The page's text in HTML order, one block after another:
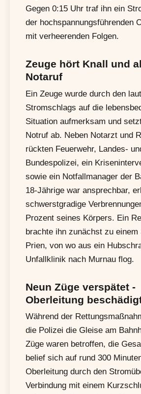
Gegen 0:15 Uhr traf ihn ein
der hochspannungsführenden
mit verheerenden Folgen.
Zeuge hört Knall und
Notaruf
Ein Zeuge wurde durch den
Stromschlags auf die
Situation aufmerksam und
Notruf ab. Neben Notarzt und
rückten Feuerwehr, Landes-
Bundespolizei, ein
sowie ein Notfallmanager der
18-Jährige war ansprechbar,
schwerstgradige
Prozent seines Körpers. Ein
brachte ihn zunächst zu einem
Prien, von wo aus ein
Unfallklinik nach Murnau flog.
Neun Züge verspätet -
Oberleitung
Während der
die Polizei die Gleise am
Züge waren betroffen, die
belief sich auf rund 300
Oberleitung durch den
Verbindung mit einem